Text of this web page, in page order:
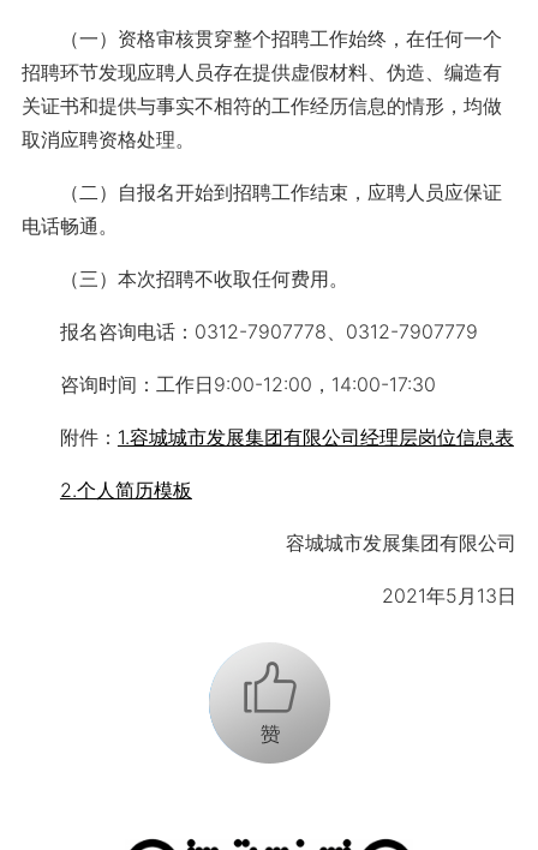
（一）资格审核贯穿整个招聘工作始终，在任何一个
招聘环节发现应聘人员存在提供虚假材料、伪造、编造有
关证书和提供与事实不相符的工作经历信息的情形，均做
取消应聘资格处理。
（二）自报名开始到招聘工作结束，应聘人员应保证
电话畅通。
（三）本次招聘不收取任何费用。
报名咨询电话：0312-7907778、0312-7907779
咨询时间：工作日9:00-12:00，14:00-17:30
附件： 1.容城城市发展集团有限公司经理层岗位信息表
2.个人简历模板
容城城市发展集团有限公司
2021年5月13日
+1